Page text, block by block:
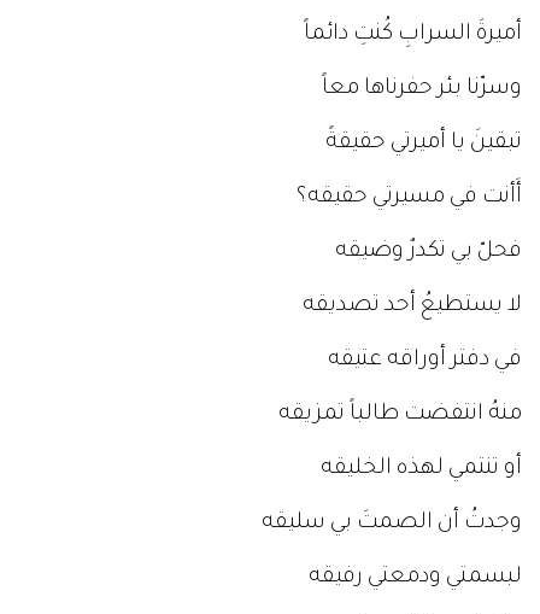
أميرةَ السرابِ كُنتِ دائماً
وسرّنا بئر حفرناها معاً
تبقينَ يا أميرتي حقيقةً
أَأنت في مسيرتي حقيقه؟
فحلّ بي تكدرٌ وضيقه
لا يستطيعُ أحد تصديقه
في دفتر أوراقه عتيقه
منهُ انتفضت طالباً تمزيقه
أو تنتمي لهذه الخليقه
وجدتُ أن الصمتَ بي سليقه
لبسمتي ودمعتي رفيقه